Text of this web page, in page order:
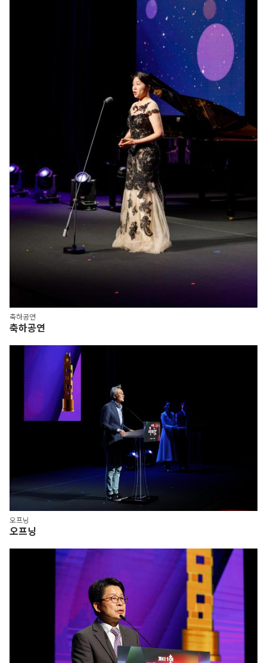
축하공연
축하공연
오프닝
오프닝